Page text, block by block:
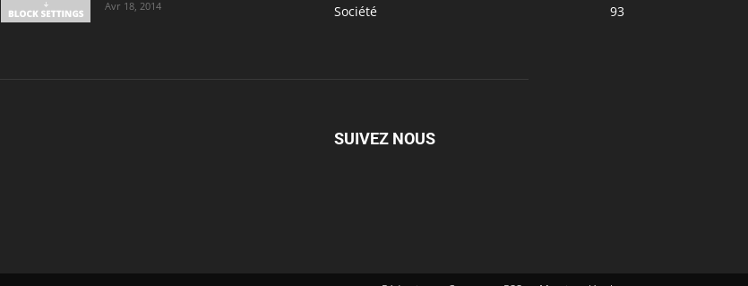
Avr 18, 2014
Société
93
SUIVEZ NOUS